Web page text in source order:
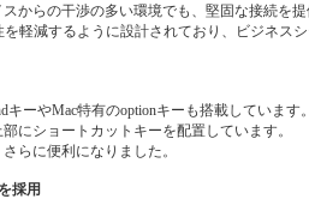
からの干渉の多い環境でも、堅固な接続を
軽減するように設計されており、ビジネス
ーやMac特有のoptionキーも搭載しています。
にショートカットキーを配置しています。
らに便利になりました。
採用